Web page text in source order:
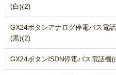
(白)(2)
GX24ボタンアナログ停電バス電
(黒)(2)
GX24ボタンISDN停電バス電話機(